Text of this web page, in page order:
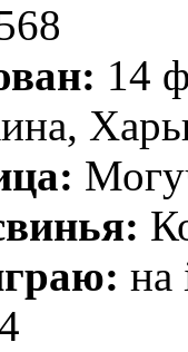
14
на